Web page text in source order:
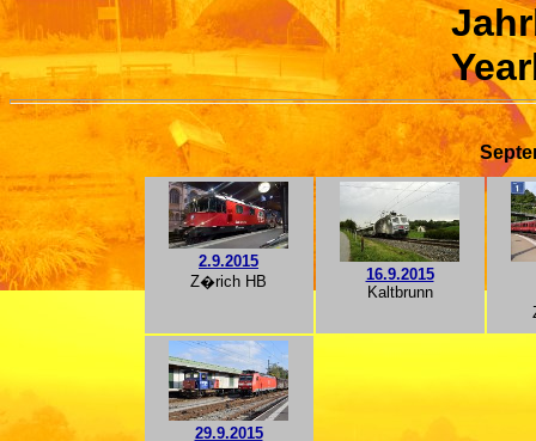
2.9.2015
Z�rich HB
16.9.2015
Kaltbrunn
29.9.2015